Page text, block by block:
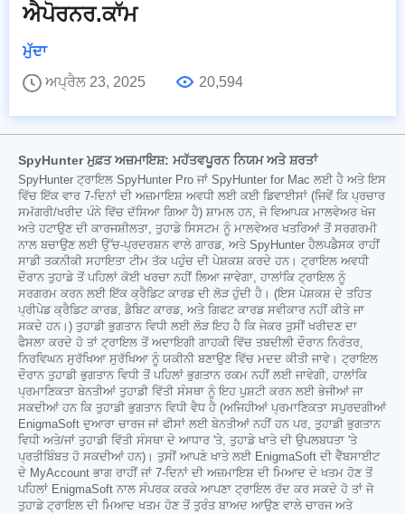
ਐਪੋਰਨਰ.ਕਾੱਮ
ਮੁੱਦਾ
ਅਪ੍ਰੈਲ 23, 2025
20,594
SpyHunter ਮੁਫ਼ਤ ਅਜ਼ਮਾਇਸ਼: ਮਹੱਤਵਪੂਰਨ ਨਿਯਮ ਅਤੇ ਸ਼ਰਤਾਂ
SpyHunter ਟ੍ਰਾਇਲ SpyHunter Pro ਜਾਂ SpyHunter for Mac ਲਈ ਹੈ ਅਤੇ ਇਸ
ਵਿੱਚ ਇੱਕ ਵਾਰ 7-ਦਿਨਾਂ ਦੀ ਅਜ਼ਮਾਇਸ਼ ਅਵਧੀ ਲਈ ਕਈ ਡਿਵਾਈਸਾਂ (ਜਿਵੇਂ ਕਿ ਪ੍ਰਚਾਰ
ਸਮੱਗਰੀ/ਖਰੀਦ ਪੰਨੇ ਵਿੱਚ ਦੱਸਿਆ ਗਿਆ ਹੈ) ਸ਼ਾਮਲ ਹਨ, ਜੋ ਵਿਆਪਕ ਮਾਲਵੇਅਰ ਖੋਜ
ਅਤੇ ਹਟਾਉਣ ਦੀ ਕਾਰਜਸ਼ੀਲਤਾ, ਤੁਹਾਡੇ ਸਿਸਟਮ ਨੂੰ ਮਾਲਵੇਅਰ ਖਤਰਿਆਂ ਤੋਂ ਸਰਗਰਮੀ
ਨਾਲ ਬਚਾਉਣ ਲਈ ਉੱਚ-ਪ੍ਰਦਰਸ਼ਨ ਵਾਲੇ ਗਾਰਡ, ਅਤੇ SpyHunter ਹੈਲਪਡੈਸਕ ਰਾਹੀਂ
ਸਾਡੀ ਤਕਨੀਕੀ ਸਹਾਇਤਾ ਟੀਮ ਤੱਕ ਪਹੁੰਚ ਦੀ ਪੇਸ਼ਕਸ਼ ਕਰਦੇ ਹਨ। ਟ੍ਰਾਇਲ ਅਵਧੀ
ਦੌਰਾਨ ਤੁਹਾਡੇ ਤੋਂ ਪਹਿਲਾਂ ਕੋਈ ਖਰਚਾ ਨਹੀਂ ਲਿਆ ਜਾਵੇਗਾ, ਹਾਲਾਂਕਿ ਟ੍ਰਾਇਲ ਨੂੰ
ਸਰਗਰਮ ਕਰਨ ਲਈ ਇੱਕ ਕ੍ਰੈਡਿਟ ਕਾਰਡ ਦੀ ਲੋੜ ਹੁੰਦੀ ਹੈ। (ਇਸ ਪੇਸ਼ਕਸ਼ ਦੇ ਤਹਿਤ
ਪ੍ਰੀਪੇਡ ਕ੍ਰੈਡਿਟ ਕਾਰਡ, ਡੈਬਿਟ ਕਾਰਡ, ਅਤੇ ਗਿਫਟ ਕਾਰਡ ਸਵੀਕਾਰ ਨਹੀਂ ਕੀਤੇ ਜਾ
ਸਕਦੇ ਹਨ।) ਤੁਹਾਡੀ ਭੁਗਤਾਨ ਵਿਧੀ ਲਈ ਲੋੜ ਇਹ ਹੈ ਕਿ ਜੇਕਰ ਤੁਸੀਂ ਖਰੀਦਣ ਦਾ
ਫੈਸਲਾ ਕਰਦੇ ਹੋ ਤਾਂ ਟ੍ਰਾਇਲ ਤੋਂ ਅਦਾਇਗੀ ਗਾਹਕੀ ਵਿੱਚ ਤਬਦੀਲੀ ਦੌਰਾਨ ਨਿਰੰਤਰ,
ਨਿਰਵਿਘਨ ਸੁਰੱਖਿਆ ਸੁਰੱਖਿਆ ਨੂੰ ਯਕੀਨੀ ਬਣਾਉਣ ਵਿੱਚ ਮਦਦ ਕੀਤੀ ਜਾਵੇ। ਟ੍ਰਾਇਲ
ਦੌਰਾਨ ਤੁਹਾਡੀ ਭੁਗਤਾਨ ਵਿਧੀ ਤੋਂ ਪਹਿਲਾਂ ਭੁਗਤਾਨ ਰਕਮ ਨਹੀਂ ਲਈ ਜਾਵੇਗੀ, ਹਾਲਾਂਕਿ
ਪ੍ਰਮਾਣਿਕਤਾ ਬੇਨਤੀਆਂ ਤੁਹਾਡੀ ਵਿੱਤੀ ਸੰਸਥਾ ਨੂੰ ਇਹ ਪੁਸ਼ਟੀ ਕਰਨ ਲਈ ਭੇਜੀਆਂ ਜਾ
ਸਕਦੀਆਂ ਹਨ ਕਿ ਤੁਹਾਡੀ ਭੁਗਤਾਨ ਵਿਧੀ ਵੈਧ ਹੈ (ਅਜਿਹੀਆਂ ਪ੍ਰਮਾਣਿਕਤਾ ਸਪੁਰਦਗੀਆਂ
EnigmaSoft ਦੁਆਰਾ ਚਾਰਜ ਜਾਂ ਫੀਸਾਂ ਲਈ ਬੇਨਤੀਆਂ ਨਹੀਂ ਹਨ ਪਰ, ਤੁਹਾਡੀ ਭੁਗਤਾਨ
ਵਿਧੀ ਅਤੇ/ਜਾਂ ਤੁਹਾਡੀ ਵਿੱਤੀ ਸੰਸਥਾ ਦੇ ਆਧਾਰ 'ਤੇ, ਤੁਹਾਡੇ ਖਾਤੇ ਦੀ ਉਪਲਬਧਤਾ 'ਤੇ
ਪ੍ਰਤੀਬਿੰਬਤ ਹੋ ਸਕਦੀਆਂ ਹਨ)। ਤੁਸੀਂ ਆਪਣੇ ਖਾਤੇ ਲਈ EnigmaSoft ਦੀ ਵੈੱਬਸਾਈਟ
ਦੇ MyAccount ਭਾਗ ਰਾਹੀਂ ਜਾਂ 7-ਦਿਨਾਂ ਦੀ ਅਜ਼ਮਾਇਸ਼ ਦੀ ਮਿਆਦ ਦੇ ਖਤਮ ਹੋਣ ਤੋਂ
ਪਹਿਲਾਂ EnigmaSoft ਨਾਲ ਸੰਪਰਕ ਕਰਕੇ ਆਪਣਾ ਟ੍ਰਾਇਲ ਰੱਦ ਕਰ ਸਕਦੇ ਹੋ ਤਾਂ ਜੋ
ਤੁਹਾਡੇ ਟ੍ਰਾਇਲ ਦੀ ਮਿਆਦ ਖਤਮ ਹੋਣ ਤੋਂ ਤੁਰੰਤ ਬਾਅਦ ਆਉਣ ਵਾਲੇ ਚਾਰਜ ਅਤੇ